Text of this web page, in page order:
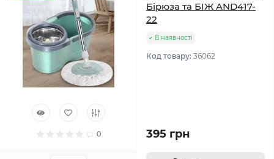
0
Бірюза та БІЖ AND417-
22
В наявності
Код товару: 36062
395 грн